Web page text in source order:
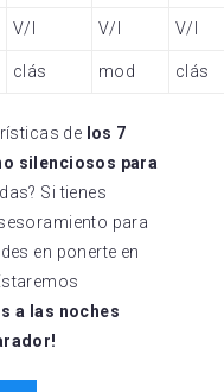
V/I V/I V/I
clás mod clás
de los 7
silenciosos para
Si tienes
para
en ponerte en
a las noches